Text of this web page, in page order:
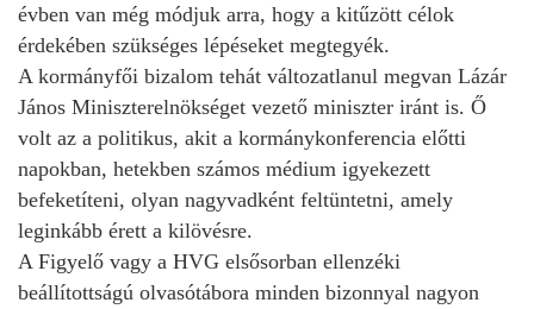
évben van még módjuk arra, hogy a kitűzött célok
érdekében szükséges lépéseket megtegyék.
A kormányfői bizalom tehát változatlanul megvan Lázár
János Miniszterelnökséget vezető miniszter iránt is. Ő
volt az a politikus, akit a kormánykonferencia előtti
napokban, hetekben számos médium igyekezett
befeketíteni, olyan nagyvadként feltüntetni, amely
leginkább érett a kilövésre.
A Figyelő vagy a HVG elsősorban ellenzéki
beállítottságú olvasótábora minden bizonnyal nagyon